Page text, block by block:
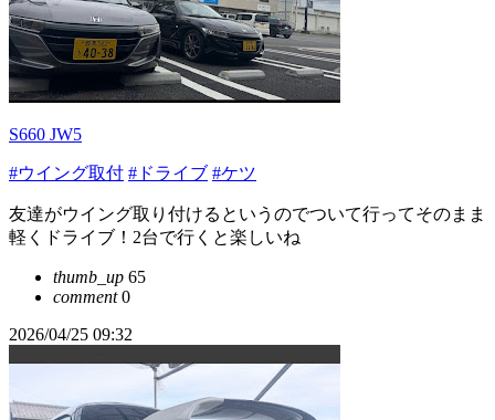
S660 JW5
#ウイング取付 #ドライブ #ケツ
友達がウイング取り付けるというのでついて行ってそのまま
軽くドライブ！2台で行くと楽しいね
thumb_up 65
comment0
2026/04/25 09:32